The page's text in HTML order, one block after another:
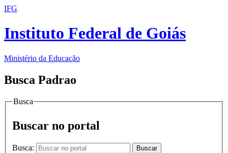
IFG
Instituto Federal de Goiás
Ministério da Educação
Busca Padrao
Busca
Buscar no portal
Busca: Buscar